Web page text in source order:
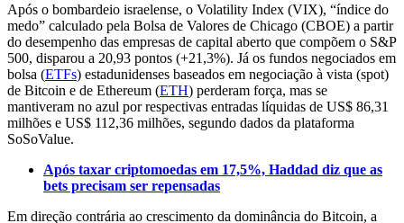
Após o bombardeio israelense, o Volatility Index (VIX), “índice do
medo” calculado pela Bolsa de Valores de Chicago (CBOE) a partir
do desempenho das empresas de capital aberto que compõem o S&P
500, disparou a 20,93 pontos (+21,3%). Já os fundos negociados em
bolsa (ETFs) estadunidenses baseados em negociação à vista (spot)
de Bitcoin e de Ethereum (ETH) perderam força, mas se
mantiveram no azul por respectivas entradas líquidas de US$ 86,31
milhões e US$ 112,36 milhões, segundo dados da plataforma
SoSoValue.
Após taxar criptomoedas em 17,5%, Haddad diz que as
bets precisam ser repensadas
Em direção contrária ao crescimento da dominância do Bitcoin, a